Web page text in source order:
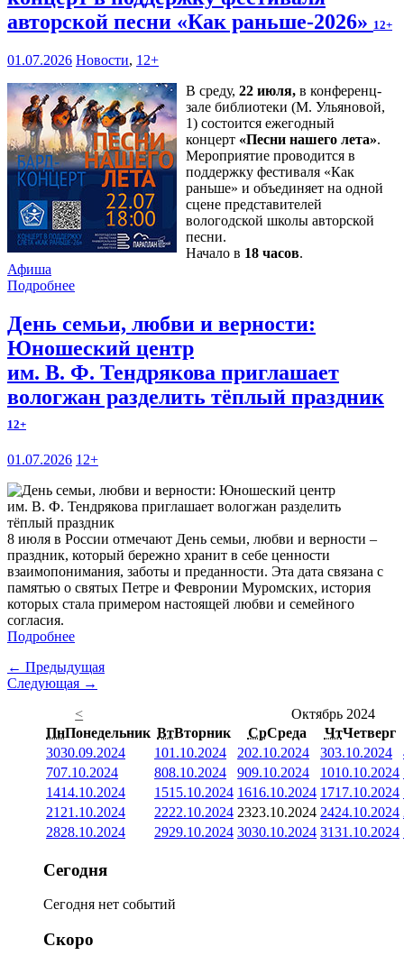
авторской песни «Как раньше-2026» 12+
01.07.2026 Новости, 12+
В среду, 22 июля, в конференц-
зале библиотеки (М. Ульяновой,
1) состоится ежегодный
концерт «Песни нашего лета».
Мероприятие проводится в
поддержку фестиваля «Как
раньше» и объединяет на одной
сцене представителей
вологодской школы авторской
песни.
Начало в 18 часов.
Афиша
Подробнее
День семьи, любви и верности:
Юношеский центр
им. В. Ф. Тендрякова приглашает
вологжан разделить тёплый праздник
12+
01.07.2026 12+
8 июля в России отмечают День семьи, любви и верности –
праздник, который бережно хранит в себе ценности
взаимопонимания, заботы и преданности. Эта дата связана с
памятью о святых Петре и Февронии Муромских, история
которых стала примером настоящей любви и семейного
согласия.
Подробнее
← Предыдущая
Следующая →
<
Октябрь 2024
ПнПонедельник ВтВторник СрСреда ЧтЧетверг
3030.09.2024 101.10.2024 202.10.2024 303.10.2024
707.10.2024 808.10.2024 909.10.2024 1010.10.2024
1414.10.2024 1515.10.2024 1616.10.2024 1717.10.2024
21 21.10.2024 2222.10.2024 2323.10.2024 2424.10.2024
2828.10.2024 2929.10.2024 3030.10.2024 3131.10.2024
Сегодня
Сегодня нет событий
Скоро